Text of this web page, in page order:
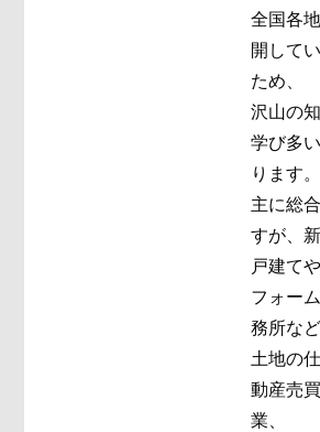
全国各
開して
ため、
沢山の
学び多
ります。
主に総
すが、
戸建て
フォー
務所な
土地の
動産売
業、